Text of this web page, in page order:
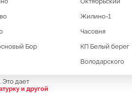
Жилино-1
Часовня
Бор КП Белый берег
Володарского
Это дает
и другой